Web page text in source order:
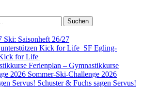
Ski: Saisonheft 26/27
SF Egling-
for Life
Ferienplan – Gymnastikkurse
Sommer-Ski-Challenge 2026
Schuster & Fuchs sagen Servus!